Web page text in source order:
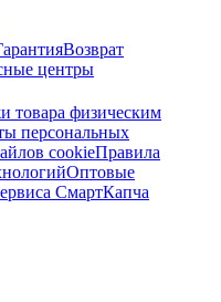
Возврат
центры
товара физическим
персональных
cookieПравила
Оптовые
СмартКапча